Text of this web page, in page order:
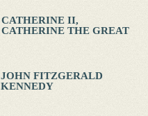
CATHERINE II,
CATHERINE THE GREAT
JOHN FITZGERALD
KENNEDY